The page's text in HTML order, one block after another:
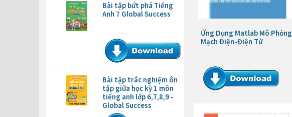
Bài tập bứt phá Tiếng
Anh 7 Global Success
Bài tập trắc nghiệm ôn
tập giữa học kỳ 1 môn
tiếng anh lớp 6,7,8,9 -
Global Success
Ứng Dụng Matlab Mô Phỏng
Mạch Điện-Điện Tử